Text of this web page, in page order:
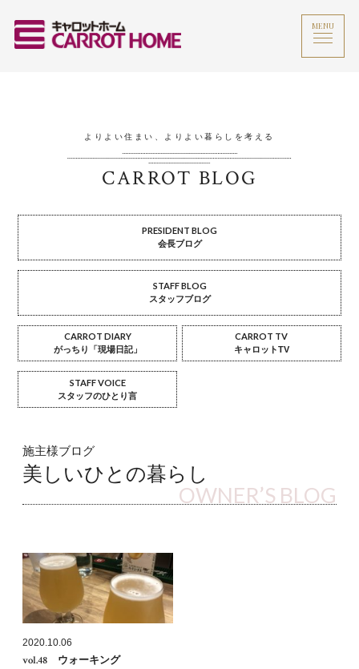
MENU
よりよい住まい、よりよい暮らしを考える
CARROT BLOG
PRESIDENT BLOG
会長ブログ
STAFF BLOG
スタッフブログ
CARROT DIARY
がっちり「現場日記」
CARROT TV
キャロットTV
STAFF VOICE
スタッフのひとり言
施主様ブログ
美しいひとの暮らし
OWNER’S BLOG
2020.10.06
vol.48 ウォーキング